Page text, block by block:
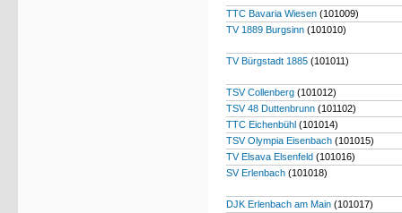
TTC Bavaria Wiesen (101009)
TV 1889 Burgsinn (101010)
TV Bürgstadt 1885 (101011)
TSV Collenberg (101012)
TSV 48 Duttenbrunn (101102)
TTC Eichenbühl (101014)
TSV Olympia Eisenbach (101015)
TV Elsava Elsenfeld (101016)
SV Erlenbach (101018)
DJK Erlenbach am Main (101017)